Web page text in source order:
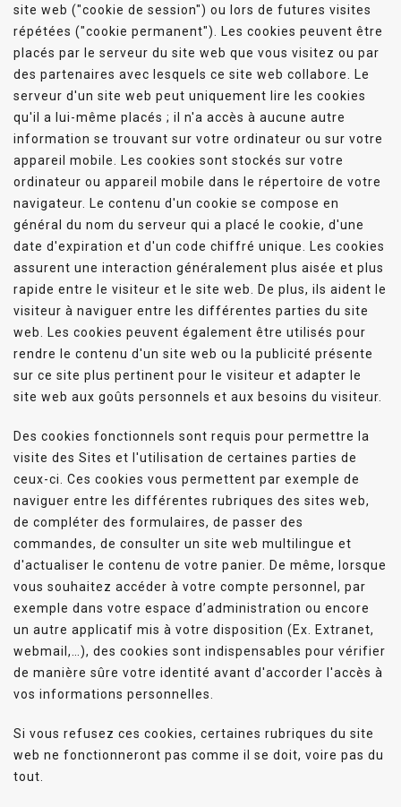
site web ("cookie de session") ou lors de futures visites
répétées ("cookie permanent"). Les cookies peuvent être
placés par le serveur du site web que vous visitez ou par
des partenaires avec lesquels ce site web collabore. Le
serveur d'un site web peut uniquement lire les cookies
qu'il a lui-même placés ; il n'a accès à aucune autre
information se trouvant sur votre ordinateur ou sur votre
appareil mobile. Les cookies sont stockés sur votre
ordinateur ou appareil mobile dans le répertoire de votre
navigateur. Le contenu d'un cookie se compose en
général du nom du serveur qui a placé le cookie, d'une
date d'expiration et d'un code chiffré unique. Les cookies
assurent une interaction généralement plus aisée et plus
rapide entre le visiteur et le site web. De plus, ils aident le
visiteur à naviguer entre les différentes parties du site
web. Les cookies peuvent également être utilisés pour
rendre le contenu d'un site web ou la publicité présente
sur ce site plus pertinent pour le visiteur et adapter le
site web aux goûts personnels et aux besoins du visiteur.
Des cookies fonctionnels sont requis pour permettre la
visite des Sites et l'utilisation de certaines parties de
ceux-ci. Ces cookies vous permettent par exemple de
naviguer entre les différentes rubriques des sites web,
de compléter des formulaires, de passer des
commandes, de consulter un site web multilingue et
d'actualiser le contenu de votre panier. De même, lorsque
vous souhaitez accéder à votre compte personnel, par
exemple dans votre espace d’administration ou encore
un autre applicatif mis à votre disposition (Ex. Extranet,
webmail,…), des cookies sont indispensables pour vérifier
de manière sûre votre identité avant d'accorder l'accès à
vos informations personnelles.
Si vous refusez ces cookies, certaines rubriques du site
web ne fonctionneront pas comme il se doit, voire pas du
tout.